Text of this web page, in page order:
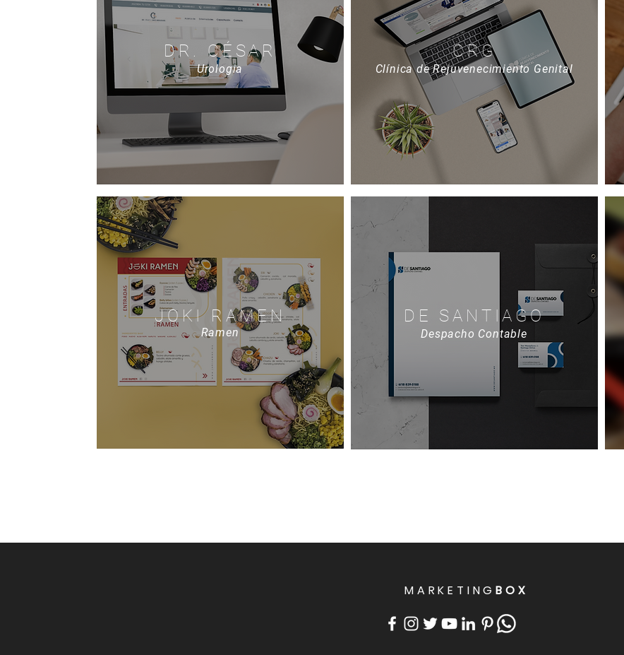
DR. CÉSAR
Urologia
CRG
Clínica de Rejuvenecimiento Genital
JOKI RAMEN
Ramen
DE SANTIAGO
Despacho Contable
MARKETINGBOX